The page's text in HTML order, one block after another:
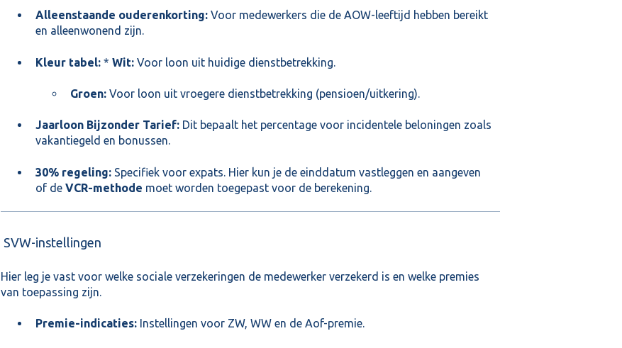
Alleenstaande ouderenkorting:Voor medewerkers die de AOW-leeftijd hebben bereikt
en alleenwonend zijn.
Kleur tabel:* Wit:Voor loon uit huidige dienstbetrekking.
Groen:Voor loon uit vroegere dienstbetrekking (pensioen/uitkering).
Jaarloon Bijzonder Tarief:Dit bepaalt het percentage voor incidentele beloningen zoals
vakantiegeld en bonussen.
30% regeling:Specifiek voor expats. Hier kun je de einddatum vastleggen en aangeven
of de VCR-methode moet worden toegepast voor de berekening.
SVW-instellingen
Hier leg je vast voor welke sociale verzekeringen de medewerker verzekerd is en welke premies
van toepassing zijn.
Premie-indicaties:Instellingen voor ZW, WW en de Aof-premie.